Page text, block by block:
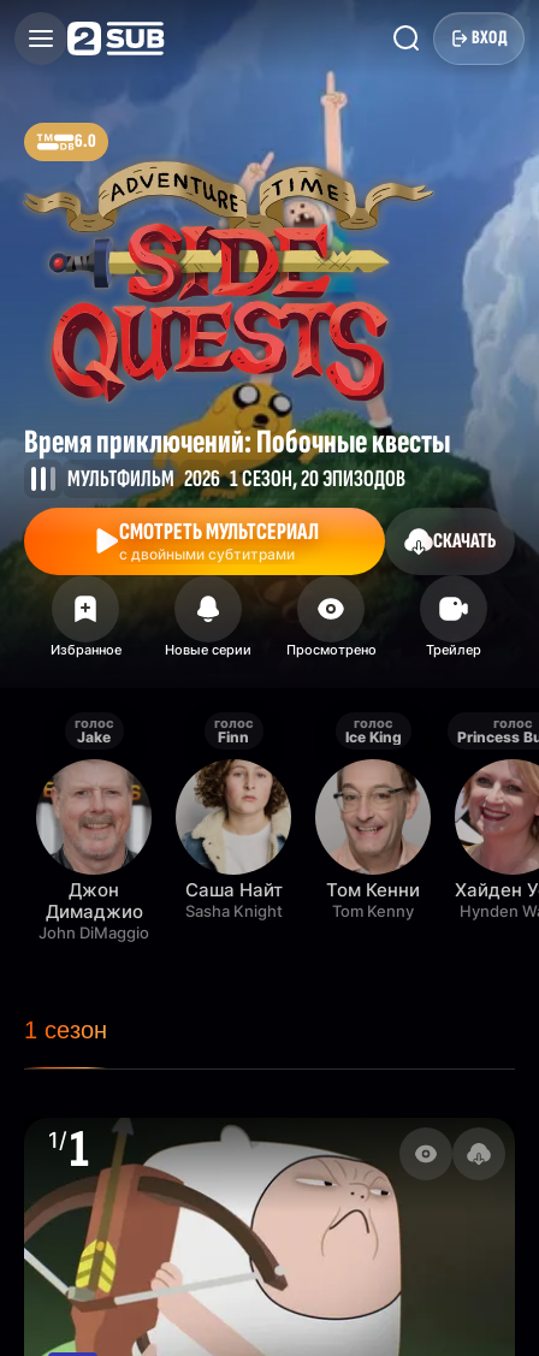
ВХОД
6.0
Время приключений: Побочные квесты
МУЛЬТФИЛЬМ 2026 1 СЕЗОН, 20 ЭПИЗОДОВ
СМОТРЕТЬ МУЛЬТСЕРИАЛ
с двойными субтитрами
СКАЧАТЬ
голос
Jake
Джон
Димаджио
John DiMaggio
голос
Finn
Саша Найт
Sasha Knight
голос
Ice King
Том Кенни
Tom Kenny
голос
Хайден
Hynden
1 сезон
1/1